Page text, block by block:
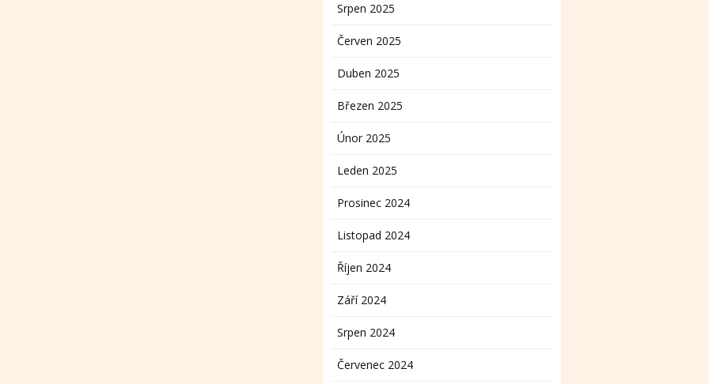
Srpen 2025
Červen 2025
Duben 2025
Březen 2025
Únor 2025
Leden 2025
Prosinec 2024
Listopad 2024
Říjen 2024
Září 2024
Srpen 2024
Červenec 2024